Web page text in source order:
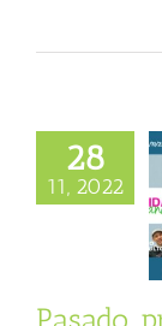
28
11, 2022
profesión de
con
Nancy Babio y el
Vida